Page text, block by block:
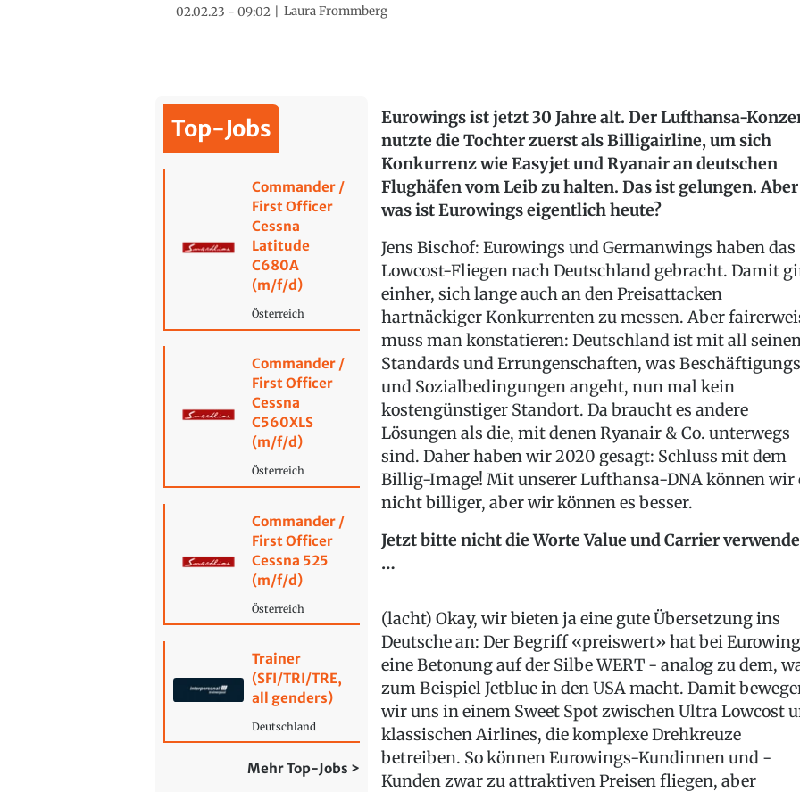
02.02.23 - 09:02 Laura Frommberg
Top-Jobs
Commander /
First Officer
Cessna
Latitude
C680A
(m/f/d)
Österreich
Commander /
First Officer
Cessna
C560XLS
(m/f/d)
Österreich
Commander /
First Officer
Cessna 525
(m/f/d)
Österreich
Trainer
(SFI/TRI/TRE,
all genders)
Deutschland
Mehr Top-Jobs >
Eurowings ist jetzt 30 Jahre alt. Der Lufthansa-
nutzte die Tochter zuerst als Billigairline, um sich
Konkurrenz wie Easyjet und Ryanair an deutschen
Flughäfen vom Leib zu halten. Das ist gelungen. Aber
was ist Eurowings eigentlich heute?
Jens Bischof: Eurowings und Germanwings haben das
Lowcost-Fliegen nach Deutschland gebracht. Damit
einher, sich lange auch an den Preisattacken
hartnäckiger Konkurrenten zu messen. Aber
muss man konstatieren: Deutschland ist mit all
Standards und Errungenschaften, was
und Sozialbedingungen angeht, nun mal kein
kostengünstiger Standort. Da braucht es andere
Lösungen als die, mit denen Ryanair & Co. unterwegs
sind. Daher haben wir 2020 gesagt: Schluss mit dem
Billig-Image! Mit unserer Lufthansa-DNA können wir
nicht billiger, aber wir können es besser.
Jetzt bitte nicht die Worte Value und Carrier
…
(lacht) Okay, wir bieten ja eine gute Übersetzung ins
Deutsche an: Der Begriff «preiswert» hat bei
eine Betonung auf der Silbe WERT - analog zu dem,
zum Beispiel Jetblue in den USA macht. Damit
wir uns in einem Sweet Spot zwischen Ultra Lowcost
klassischen Airlines, die komplexe Drehkreuze
betreiben. So können Eurowings-Kundinnen und -
Kunden zwar zu attraktiven Preisen fliegen, aber